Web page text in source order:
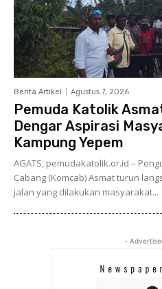
Berita Artikel Agustus 7, 2026
Pemuda Katolik
Dengar Aspirasi
Kampung Yepem
AGATS, pemudakatolik.or.id –
Cabang (Komcab) Asmat turun
jalan yang dilakukan masyarakat...
-